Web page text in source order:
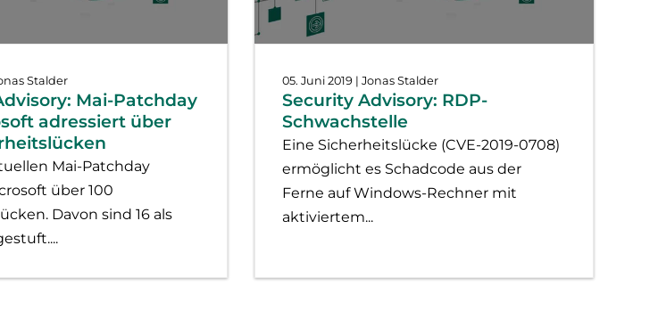
Stalder
Mai-Patchday
adressiert über
Mai-Patchday
über 100
Davon sind 16 als
05. Juni 2019 | Jonas Stalder
Security Advisory: RDP-
Schwachstelle
Eine Sicherheitslücke (CVE-2019-0708)
ermöglicht es Schadcode aus der
Ferne auf Windows-Rechner mit
aktiviertem...